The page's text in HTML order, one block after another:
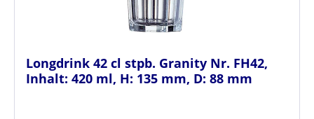
Longdrink 42 cl stpb. Granity Nr. FH42,
Inhalt: 420 ml, H: 135 mm, D: 88 mm